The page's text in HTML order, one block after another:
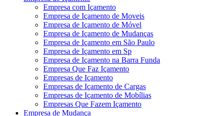
Empresa com Içamento
Empresa de Içamento de Moveis
Empresa de Içamento de Móvel
Empresa de Içamento de Mudanças
Empresa de Içamento em São Paulo
Empresa de Içamento em Sp
Empresa de Içamento na Barra Funda
Empresa Que Faz Içamento
Empresas de Içamento
Empresas de Içamento de Cargas
Empresas de Içamento de Mobílias
Empresas Que Fazem Içamento
Empresa de Mudança